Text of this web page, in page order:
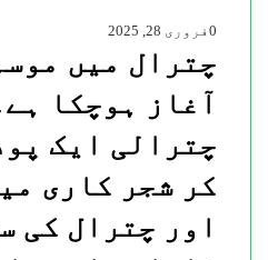
فروری 28, 20250
چترال میں
آغاز ہوچکا
چترالی ایک
کر شجر کاری
اور چترال کی